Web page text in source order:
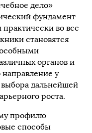
дело»
фундамент
во все
становятся
органов и
у
дальнейшей
роста.
профилю
способы